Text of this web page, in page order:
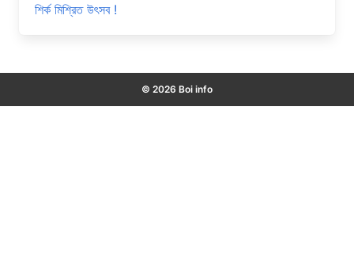
শির্ক মিশ্রিত উৎসব !
© 2026 Boi info